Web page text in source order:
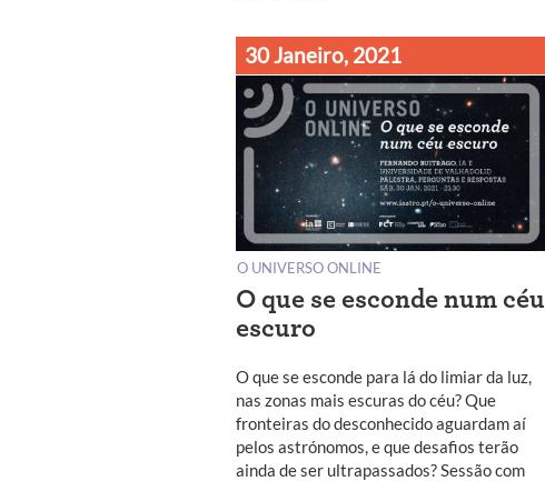
30 Janeiro, 2021
O UNIVERSO ONLINE
O que se esconde num céu
escuro
O que se esconde para lá do limiar da luz,
nas zonas mais escuras do céu? Que
fronteiras do desconhecido aguardam aí
pelos astrónomos, e que desafios terão
ainda de ser ultrapassados? Sessão com